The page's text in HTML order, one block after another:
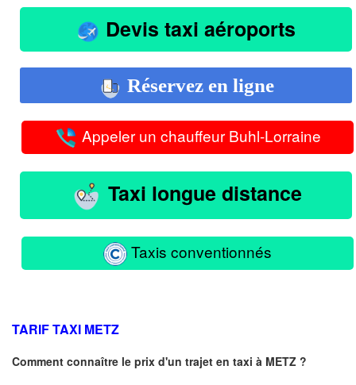
Devis taxi aéroports
Réservez en ligne
Appeler un chauffeur Buhl-Lorraine
Taxi longue distance
Taxis conventionnés
TARIF TAXI METZ
Comment connaître le prix d'un trajet en taxi à METZ ?